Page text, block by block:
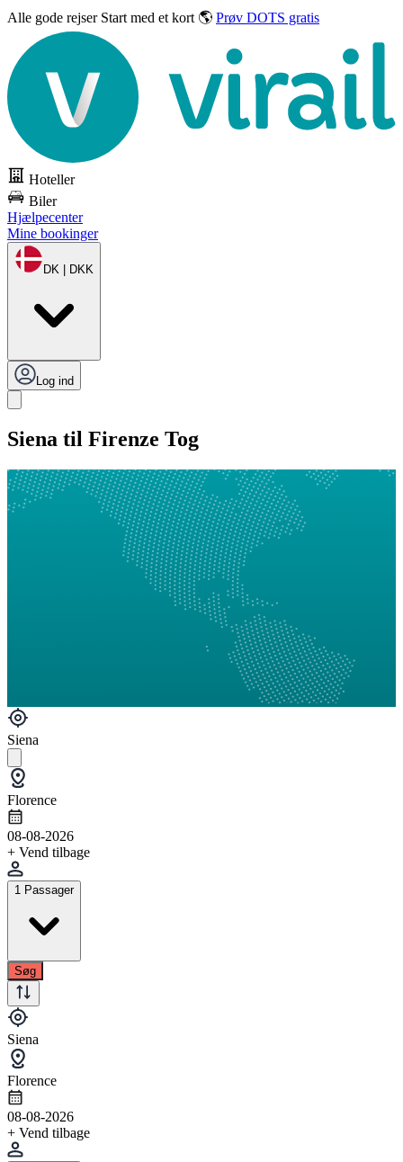
Alle gode rejser Start med et kort 🌎 Prøv DOTS gratis
Hoteller
Biler
Hjælpecenter
Mine bookinger
DK | DKK
Log ind
Siena til Firenze Tog
Siena
Florence
08-08-2026
+ Vend tilbage
1 Passager
Søg
Siena
Florence
08-08-2026
+ Vend tilbage